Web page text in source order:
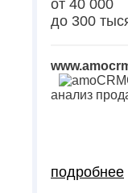
от 40 000
до 300
анализ
подробнее